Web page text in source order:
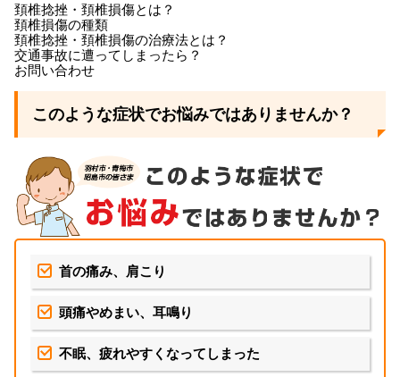
頚椎捻挫・頚椎損傷とは？
頚椎損傷の種類
頚椎捻挫・頚椎損傷の治療法とは？
交通事故に遭ってしまったら？
お問い合わせ
このような症状でお悩みではありませんか？
首の痛み、肩こり
頭痛やめまい、耳鳴り
不眠、疲れやすくなってしまった